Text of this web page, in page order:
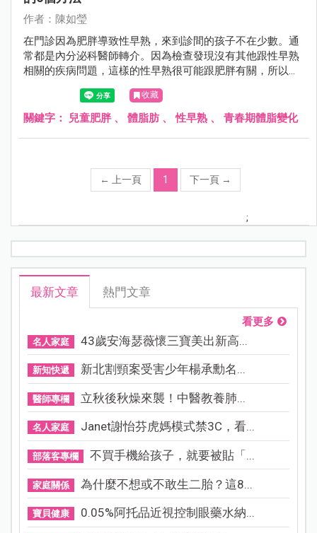
作者：陳如瑩
在門診因為肥胖導致性早熟，來到診間的孩子不在少數。通
常都是內分泌科醫師轉介。因為檢查發現沒有其他跟性早熟
相關的疾病問題，這樣的性早熟很可能跟肥胖有關，所以來
到我的門診做體重控制。今天就來聊聊兒童肥胖、體脂肪與
收藏
關鍵字： 兒童肥胖、 體脂肪、性早熟 、 青春期體脂變化
← 上一頁 1 下一頁 →
;
最新文章 熱門文章
看更多
名人家庭 43歲安海瑟薇懷三寶美出新高...
新知快遞 新北割頸案受害少年楊承勳名...
醫師專欄 立秋後秋燥來襲！中醫教養肺...
名人家庭 Janet謝怡芬虎媽模式禁3C，看...
部落客專欄 不買手機給孩子，就要被貼「...
家庭關係 為什麼不想或不敢生二胎？這8...
寶貝健康 0.05%阿托品近視控制眼藥水納...